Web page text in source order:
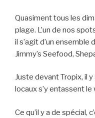
Quasiment tous les
plage. L’un de nos
il s’agit d’un
Jimmy’s Seefood,
Juste devant Tropix, il
locaux s’y entassent
Ce qu’il y a de spécial,